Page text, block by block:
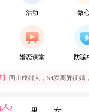
活动 微
婚恋课堂 防骗
四川成都人，54岁离异征婚，找一个知冷
】
上海征婚，找一位条件好